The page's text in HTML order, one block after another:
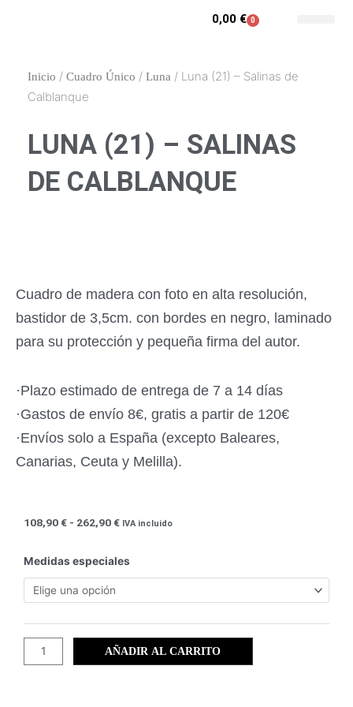
0,00 € 0
Carrito
Inicio / Cuadro Único / Luna / Luna (21) – Salinas de
Calblanque
LUNA (21) – SALINAS
DE CALBLANQUE
Cuadro de madera con foto en alta resolución,
bastidor de 3,5cm. con bordes en negro, laminado
para su protección y pequeña firma del autor.
·Plazo estimado de entrega de 7 a 14 días
·Gastos de envío 8€, gratis a partir de 120€
·Envíos solo a España (excepto Baleares,
Canarias, Ceuta y Melilla).
108,90€ - 262,90€Rango
precios:
262,90 €
IVA incluido
Medidas especiales
Luna
(21)
de
Calblanque
cantidad
AÑADIR AL CARRITO